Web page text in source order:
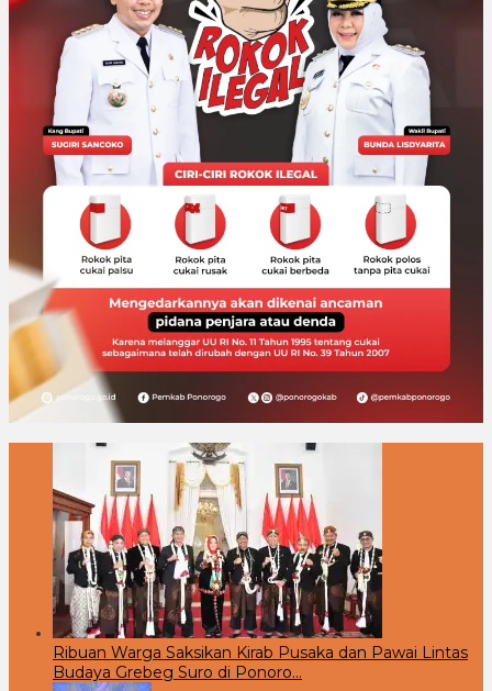
Ribuan Warga Saksikan Kirab Pusaka dan Pawai Lintas
Budaya Grebeg Suro di Ponoro…